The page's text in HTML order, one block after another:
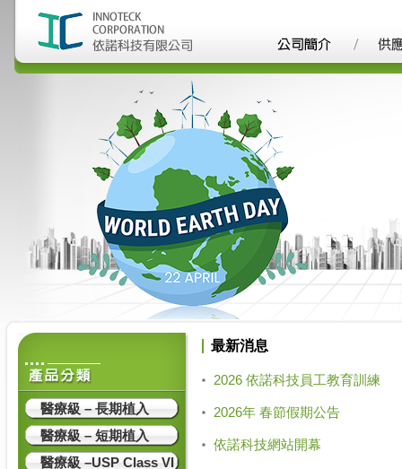
醫療級 – 長期植入
醫療級 – 短期植入
醫療級 –USP Class VI
最新消息
2026 依諾科技員工教育訓練
2026年 春節假期公告
依諾科技網站開幕